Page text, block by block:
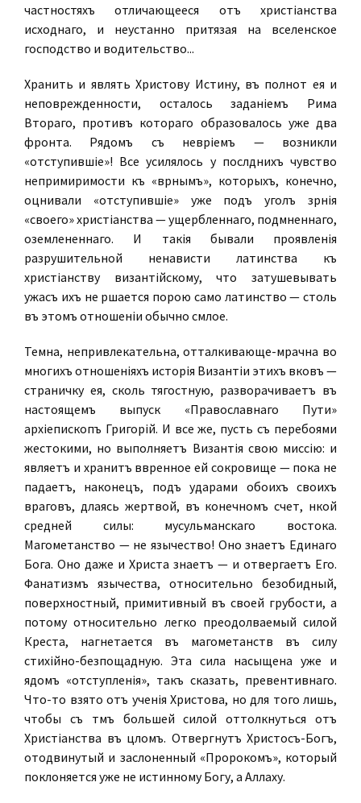
частностяхъ отличающееся отъ христіанства
исходнаго, и неустанно притязая на вселенское
господство и водительство...
Хранить и являть Христову Истину, въ полнотѣ ея и
неповрежденности, осталось заданіемъ Рима
Втораго, противъ котораго образовалось уже два
фронта. Рядомъ съ невѣріемъ — возникли
«отступившіе»! Все усилялось у послѣднихъ чувство
непримиримости къ «вѣрнымъ», которыхъ, конечно,
оцѣнивали «отступившіе» уже подъ уголъ зрѣнія
«своего» христіанства — ущербленнаго, подмѣненнаго,
оземлененнаго. И такія бывали проявленія
разрушительной ненависти латинства къ
христіанству византійскому, что затушевывать
ужасъ ихъ не рѣшается порою само латинство — столь
въ этомъ отношеніи обычно смѣлое.
Темна, непривлекательна, отталкивающе-мрачна во
многихъ отношеніяхъ исторія Византіи этихъ вѣковъ —
страничку ея, сколь тягостную, разворачиваетъ въ
настоящемъ выпускѣ «Православнаго Пути»
архіепископъ Григорій. И все же, пусть съ перебоями
жестокими, но выполняетъ Византія свою миссію: и
являетъ и хранитъ ввѣренное ей сокровище — пока не
падаетъ, наконецъ, подъ ударами обоихъ своихъ
враговъ, дѣлаясь жертвой, въ конечномъ счетѣ, нѣкой
средней силы: мусульманскаго востока.
Магометанство — не язычество! Оно знаетъ Единаго
Бога. Оно даже и Христа знаетъ — и отвергаетъ Его.
Фанатизмъ язычества, относительно безобидный,
поверхностный, примитивный въ своей грубости, а
потому относительно легко преодолѣваемый силой
Креста, нагнетается въ магометанствѣ въ силу
стихійно-безпощадную. Эта сила насыщена уже и
ядомъ «отступленія», такъ сказать, превентивнаго.
Что-то взято отъ ученія Христова, но для того лишь,
чтобы съ тѣмъ большей силой оттолкнуться отъ
Христіанства въ цѣломъ. Отвергнутъ Христосъ-Богъ,
отодвинутый и заслоненный «Пророкомъ», который
поклоняется уже не истинному Богу, а Аллаху.